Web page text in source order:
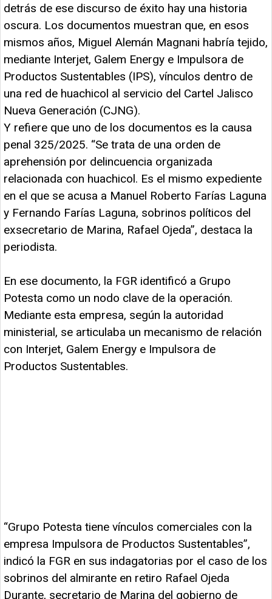
detrás de ese discurso de éxito hay una historia
oscura. Los documentos muestran que, en esos
mismos años, Miguel Alemán Magnani habría tejido,
mediante Interjet, Galem Energy e Impulsora de
Productos Sustentables (IPS), vínculos dentro de
una red de huachicol al servicio del Cartel Jalisco
Nueva Generación (CJNG).
Y refiere que uno de los documentos es la causa
penal 325/2025. “Se trata de una orden de
aprehensión por delincuencia organizada
relacionada con huachicol. Es el mismo expediente
en el que se acusa a Manuel Roberto Farías Laguna
y Fernando Farías Laguna, sobrinos políticos del
exsecretario de Marina, Rafael Ojeda”, destaca la
periodista.
En ese documento, la FGR identificó a Grupo
Potesta como un nodo clave de la operación.
Mediante esta empresa, según la autoridad
ministerial, se articulaba un mecanismo de relación
con Interjet, Galem Energy e Impulsora de
Productos Sustentables.
“Grupo Potesta tiene vínculos comerciales con la
empresa Impulsora de Productos Sustentables”,
indicó la FGR en sus indagatorias por el caso de los
sobrinos del almirante en retiro Rafael Ojeda
Durante, secretario de Marina del gobierno de